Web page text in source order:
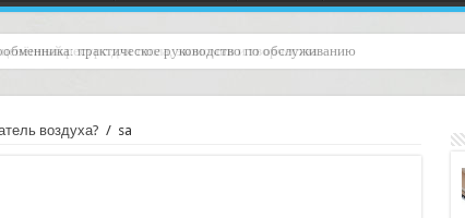
ресурс для тепла, экономии и творчества
воздуха? / sa